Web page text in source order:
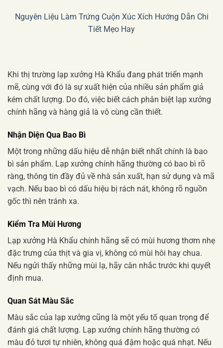
Nguyên Liệu Làm Trứng Cuộn Xúc Xích Hướng Dẫn Chi
Tiết Mẹo Hay
Khi thị trường lạp xưởng Hà Khẩu đang phát triển mạnh
mẽ, cùng với đó là sự xuất hiện của nhiều sản phẩm giả
kém chất lượng. Do đó, việc biết cách phân biệt lạp xưởng
chính hãng và hàng giả là vô cùng cần thiết.
Nhận Diện Qua Bao Bì
Một trong những dấu hiệu dễ nhận biết nhất chính là bao
bì sản phẩm. Lạp xưởng chính hãng thường có bao bì rõ
ràng, thông tin đầy đủ về nhà sản xuất, hạn sử dụng và mã
vạch. Nếu bao bì có dấu hiệu bị rách nát, không rõ nguồn
gốc thì nên tránh xa.
Kiểm Tra Mùi Hương
Lạp xưởng Hà Khẩu chính hãng sẽ có mùi hương thơm nhẹ
đặc trưng của thịt và gia vị, không có mùi hôi hay chua.
Nếu ngửi thấy những mùi lạ, hãy cân nhắc trước khi quyết
định mua.
Quan Sát Màu Sắc
Màu sắc của lạp xưởng cũng là một yếu tố quan trọng để
đánh giá chất lượng. Lạp xưởng chính hãng thường có
màu đỏ tươi tự nhiên, không quá đậm hoặc quá nhạt. Nếu